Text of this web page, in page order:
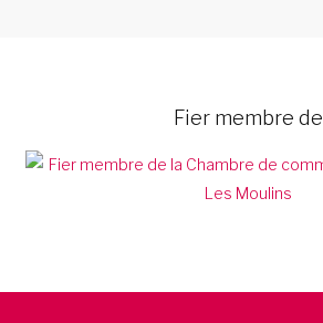
Fier membre de